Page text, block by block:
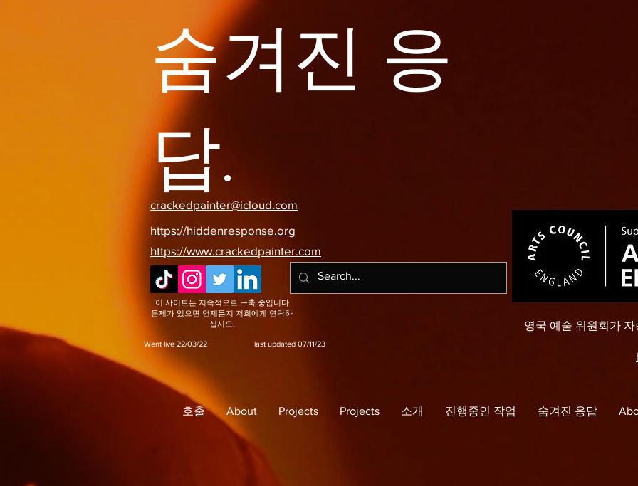
숨겨진 응
답.
crackedpainter@icloud.com
https://hiddenresponse.org
https://www.crackedpainter.com
이 사이트는 지속적으로 구축 중입니다
문제가 있으면 언제든지 저희에게 연락하
십시오.
Went live 22/03/22 last updated 07/11/23
영국 예술 위원회가
호출 About Projects Projects 소개 진행중인 작업 숨겨진 응답